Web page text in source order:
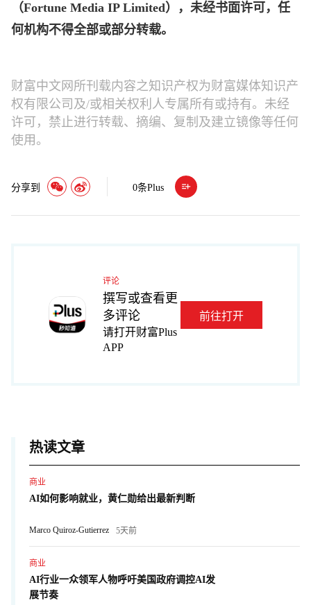
（Fortune Media IP Limited），未经书面许可，任
何机构不得全部或部分转载。
财富中文网所刊载内容之知识产权为财富媒体知识产
权有限公司及/或相关权利人专属所有或持有。未经
许可，禁止进行转载、摘编、复制及建立镜像等任何
使用。
分享到 0条Plus
评论
撰写或查看更
多评论
请打开财富Plus
APP
前往打开
热读文章
商业
AI如何影响就业，黄仁勋给出最新判断
Marco Quiroz-Gutierrez 5天前
商业
AI行业一众领军人物呼吁美国政府调控AI发
展节奏